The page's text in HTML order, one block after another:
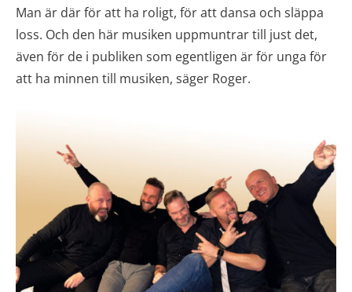
Man är där för att ha roligt, för att dansa och släppa
loss. Och den här musiken uppmuntrar till just det,
även för de i publiken som egentligen är för unga för
att ha minnen till musiken, säger Roger.